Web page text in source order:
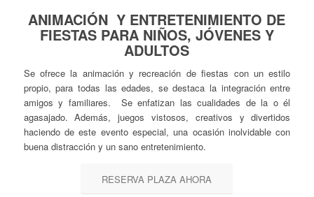
ANIMACIÓN Y ENTRETENIMIENTO DE
FIESTAS PARA NIÑOS, JÓVENES Y
ADULTOS
Se ofrece la animación y recreación de fiestas con un estilo
propio, para todas las edades, se destaca la integración entre
amigos y familiares. Se enfatizan las cualidades de la o él
agasajado. Además, juegos vistosos, creativos y divertidos
haciendo de este evento especial, una ocasión inolvidable con
buena distracción y un sano entretenimiento.
RESERVA PLAZA AHORA